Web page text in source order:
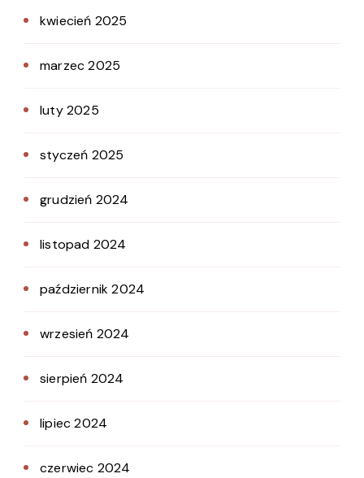
kwiecień 2025
marzec 2025
luty 2025
styczeń 2025
grudzień 2024
listopad 2024
październik 2024
wrzesień 2024
sierpień 2024
lipiec 2024
czerwiec 2024